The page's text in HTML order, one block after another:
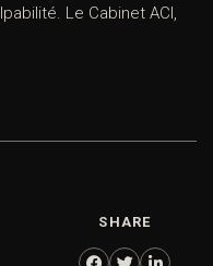
Le Cabinet ACI,
SHARE